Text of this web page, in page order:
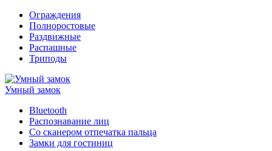
Ограждения
Полноростовые
Раздвижные
Распашные
Триподы
Умный замок
Bluetooth
Распознавание лиц
Со сканером отпечатка пальца
Замки для гостиниц